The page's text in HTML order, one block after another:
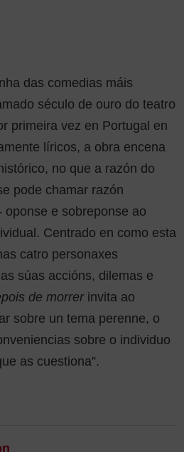
das comedias máis
século de ouro do teatro
primeira vez en Portugal en
líricos, a obra encena
no que a razón do
pode chamar razón
oponse e sobreponse ao
Centrado en como esta
catro personaxes
súas accións, dilemas e
de morrerinvita ao
sobre un tema perenne, o
sobre o individuo
as cuestiona”.